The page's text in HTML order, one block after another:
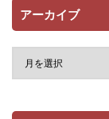
アーカイブ